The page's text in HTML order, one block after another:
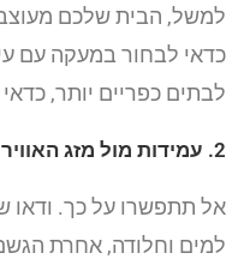
למשל, הבית שלכם מעוצב
כדאי לבחור במעקה עם
לבתים כפריים יותר,
2. עמידות מול מזג האוויר
אל תתפשרו על כך.
למים וחלודה, אחרת